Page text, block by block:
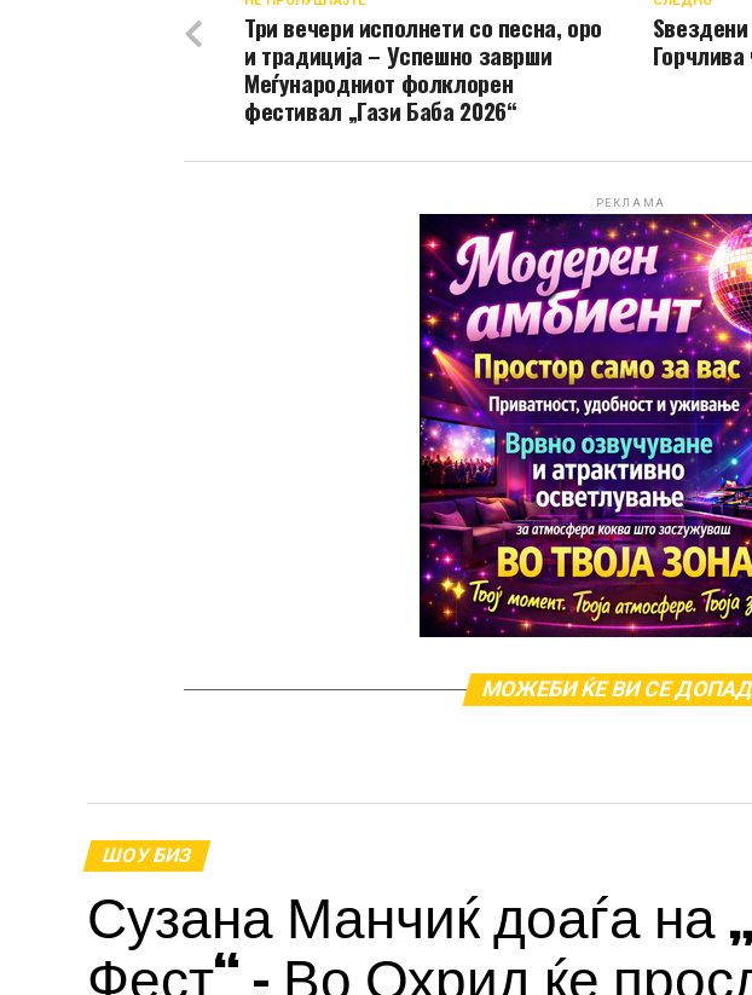
Три вечери исполнети со песна, оро
и традиција – Успешно заврши
Меѓународниот фолклорен
фестивал „Гази Баба 2026“
РЕКЛАМА
МОЖЕБИ ЌЕ ВИ СЕ
ШОУ БИЗ
Сузана Манчиќ доаѓа на
Фест“ – Во Охрид ќе